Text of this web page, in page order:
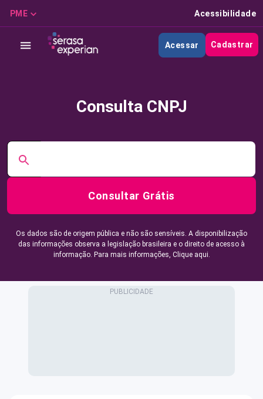
PME Acessibilidade
Acessar Cadastrar
Consulta CNPJ
Consultar Grátis
Os dados são de origem pública e não são sensíveis. A disponibilização
das informações observa a legislação brasileira e o direito de acesso à
informação. Para mais informações, Clique aqui.